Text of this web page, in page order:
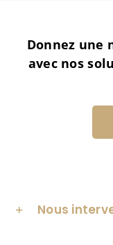
Donnez une
avec nos
Nous